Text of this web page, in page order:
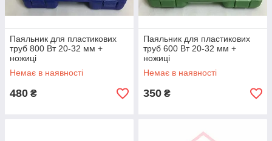
Паяльник для пластикових
труб 800 Вт 20-32 мм +
ножиці
Немає в наявності
480 ₴
Паяльник для пластикових
труб 600 Вт 20-32 мм +
ножиці
Немає в наявності
350 ₴